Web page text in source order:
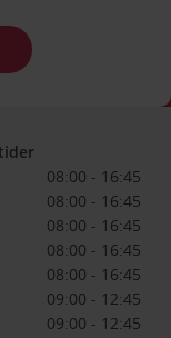
08:00 - 16:45
08:00 - 16:45
08:00 - 16:45
08:00 - 16:45
08:00 - 16:45
09:00 - 12:45
09:00 - 12:45